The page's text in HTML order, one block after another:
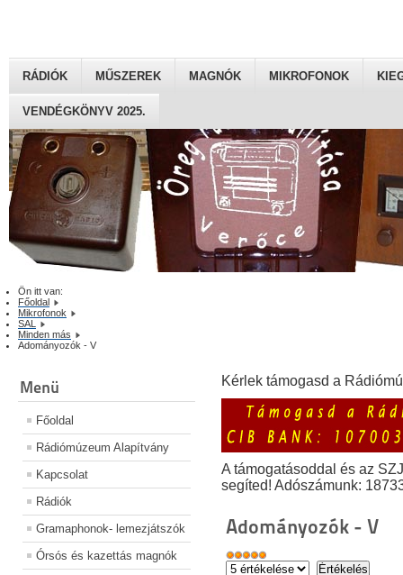
RÁDIÓK MŰSZEREK MAGNÓK MIKROFONOK
VENDÉGKÖNYV 2025.
Ön itt van:
Főoldal
Mikrofonok
SAL
Minden más
Adományozók - V
Menü
Főoldal
Rádiómúzeum Alapítvány
Kapcsolat
Rádiók
Gramaphonok- lemezjátszók
Órsós és kazettás magnók
Kérlek támogasd a
A támogatásoddal és az
segíted! Adószámunk:
Adományozók - V